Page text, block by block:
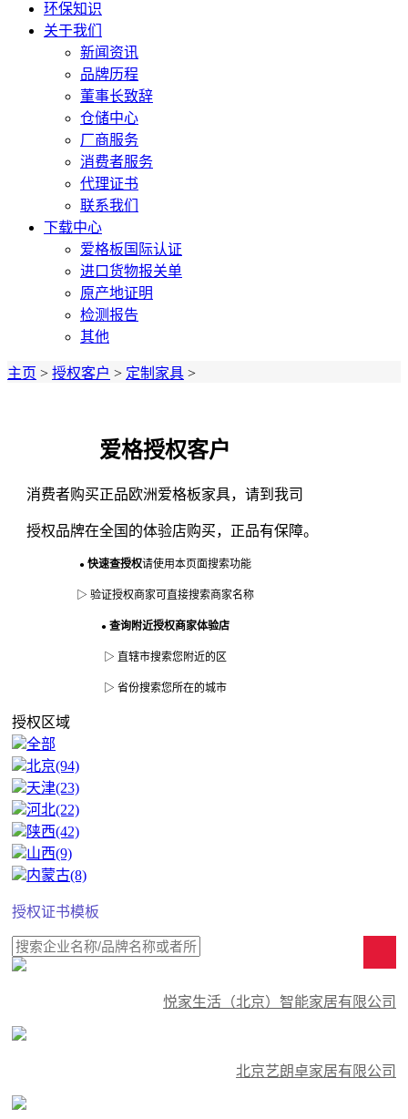
环保知识
关于我们
新闻资讯
品牌历程
董事长致辞
仓储中心
厂商服务
消费者服务
代理证书
联系我们
下载中心
爱格板国际认证
进口货物报关单
原产地证明
检测报告
其他
主页 > 授权客户 > 定制家具 >
爱格授权客户
消费者购买正品欧洲爱格板家具， 请到我司
授权品牌在全国的体验店购买，正品有保障。
● 快速查授权请使用本页面搜索功能
▷ 验证授权商家可直接搜索商家名称
● 查询附近授权商家体验店
▷ 直辖市搜索您附近的区
▷ 省份搜索您所在的城市
授权区域
全部
北京(94)
天津(23)
河北(22)
陕西(42)
山西(9)
内蒙古(8)
授权证书模板
悦家生活（北京）智能家居有限公司
北京艺朗卓家居有限公司